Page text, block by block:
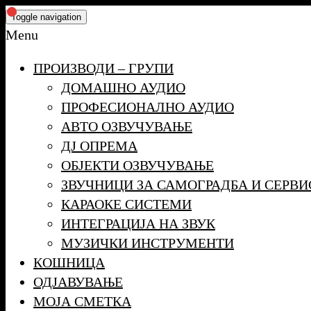
Skip
to
content
Toggle navigation
Menu
ПРОИЗВОДИ – ГРУПИ
ДОМАШНО АУДИО
ПРОФЕСИОНАЛНО АУДИО
АВТО ОЗВУЧУВАЊЕ
ДЈ ОПРЕМА
ОБЈЕКТИ ОЗВУЧУВАЊЕ
ЗВУЧНИЦИ ЗА САМОГРАДБА И
КАРАОКЕ СИСТЕМИ
ИНТЕГРАЦИЈА НА ЗВУК
МУЗИЧКИ ИНСТРУМЕНТИ
КОШНИЦА
ОДЈАВУВАЊЕ
МОЈА СМЕТКА